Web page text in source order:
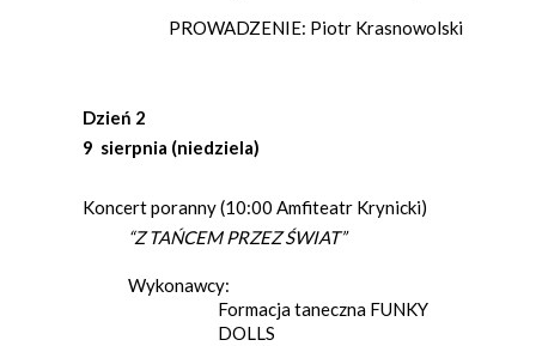
PROWADZENIE: Piotr Krasnowolski
Dzień 2
9 sierpnia (niedziela)
Koncert poranny (10:00 Amfiteatr Krynicki)
“Z TAŃCEM PRZEZ ŚWIAT”
Wykonawcy:
Formacja taneczna FUNKY
DOLLS